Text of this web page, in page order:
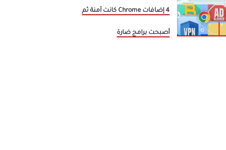
4 إضافات Chrome كانت آمنة ثم
أصبحت برامج ضارة